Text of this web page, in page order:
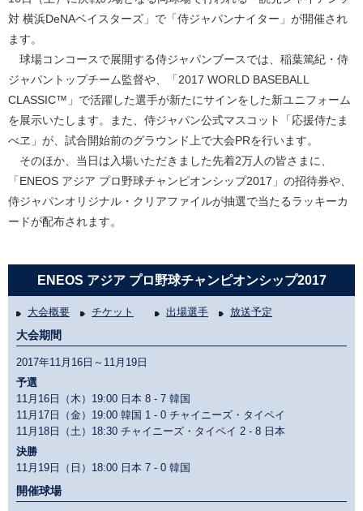
対 横浜DeNAベイスターズ」で「侍ジャパンナイター」が開催され
ます。
球場コンコースで展開する侍ジャパンブースでは、稲葉篤紀・侍
ジャパントップチーム監督や、「2017 WORLD BASEBALL
CLASSIC™」で活躍した選手が新たにサインをした新ユニフォーム
を展示いたします。また、侍ジャパン公式マスコット「応援侍たま
べヱ」が、試合開始前のグラウンド上で大会PRを行います。
そのほか、当日は入場いただきました先着2万人の皆さまに、
「ENEOS アジア プロ野球チャンピオンシップ2017」の招待券や、
侍ジャパンオリジナル・クリアファイルが抽選で当たるラッキーカ
ードが配布されます。
ENEOS アジア プロ野球チャンピオンシップ2017
大会概要 チケット 出場選手 放送予定
大会期間
2017年11月16日～11月19日
予選
11月16日（木）19:00 日本 8 - 7 韓国
11月17日（金）19:00 韓国 1 - 0 チャイニーズ・タイペイ
11月18日（土）18:30 チャイニーズ・タイペイ 2 - 8 日本
決勝
11月19日（日）18:00 日本 7 - 0 韓国
開催球場